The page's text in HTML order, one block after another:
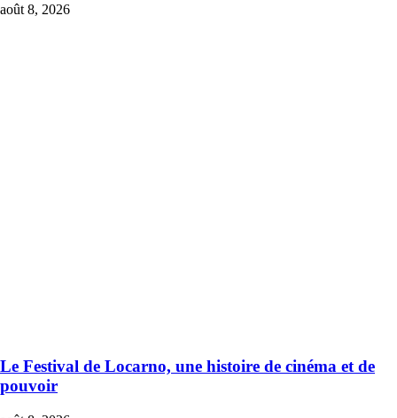
août 8, 2026
Le Festival de Locarno, une histoire de cinéma et de
pouvoir